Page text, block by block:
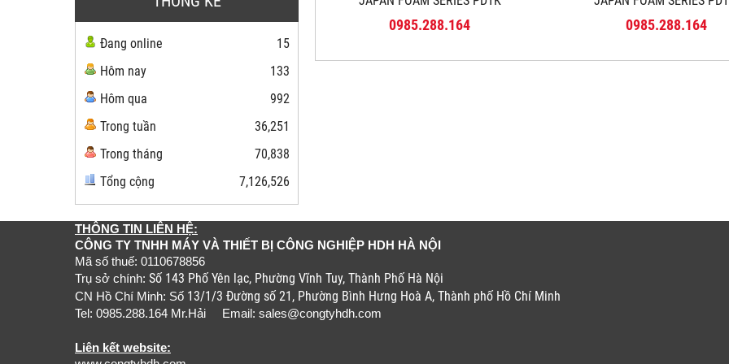
Đang online
15
Hôm nay
133
Hôm qua
992
Trong tuần
36,251
Trong tháng
70,838
Tổng cộng
7,126,526
0985.288.164 0985.288.164
THÔNG TIN LIÊN HỆ:
CÔNG TY TNHH MÁY VÀ THIẾT BỊ CÔNG NGHIỆP HDH HÀ NỘI
Mã số thuế: 0110678856
Trụ sở chính: Số 143 Phố Yên lạc, Phường Vĩnh Tuy, Thành Phố Hà Nội
CN Hồ Chí Minh: Số 13/1/3 Đường số 21, Phường Bình Hưng Hoà A, Thành phố Hồ Chí Minh
Tel: 0985.288.164 Mr.Hải Email: sales@congtyhdh.com
Liên kết website: